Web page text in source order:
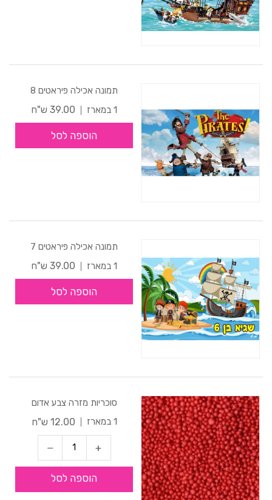
תמונה אכילה פיראטים 8
1 במארז
39.00 ש"ח
הוספה לסל
תמונה אכילה פיראטים 7
1 במארז
39.00 ש"ח
הוספה לסל
סוכריות מזרה צבע אדום
1 במארז
12.00 ש"ח
הוספה לסל